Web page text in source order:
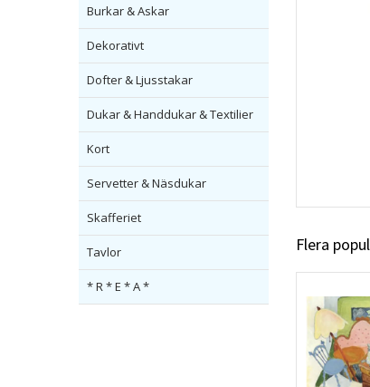
Burkar & Askar
Dekorativt
Dofter & Ljusstakar
Dukar & Handdukar & Textilier
Kort
Servetter & Näsdukar
Skafferiet
Tavlor
* R * E * A *
Flera